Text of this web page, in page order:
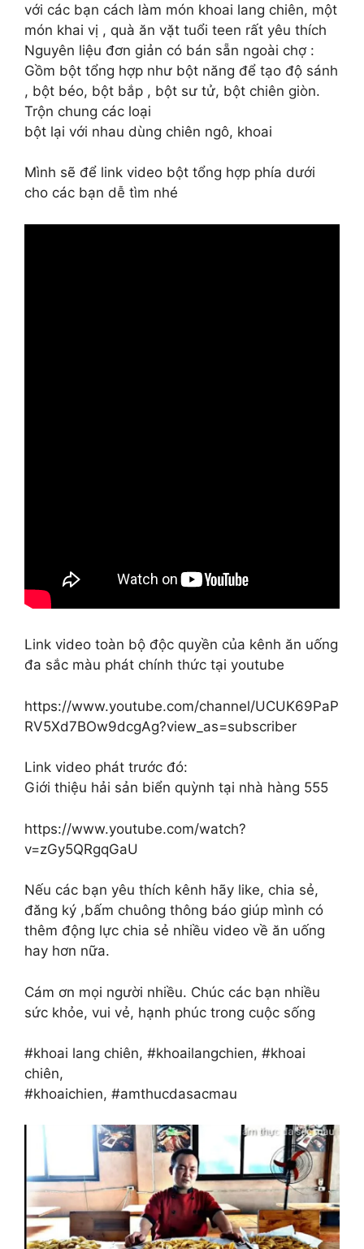
với các bạn cách làm món khoai lang chiên, một
món khai vị , quà ăn vặt tuổi teen rất yêu thích
Nguyên liệu đơn giản có bán sẵn ngoài chợ :
Gồm bột tổng hợp như bột năng để tạo độ sánh
, bột béo, bột bắp , bột sư tử, bột chiên giòn.
Trộn chung các loại
bột lại với nhau dùng chiên ngô, khoai
Mình sẽ để link video bột tổng hợp phía dưới
cho các bạn dễ tìm nhé
Link video toàn bộ độc quyền của kênh ăn uống
đa sắc màu phát chính thức tại youtube
https://www.youtube.com/channel/UCUK69PaP
RV5Xd7BOw9dcgAg?view_as=subscriber
Link video phát trước đó:
Giới thiệu hải sản biển quỳnh tại nhà hàng 555
https://www.youtube.com/watch?
v=zGy5QRgqGaU
Nếu các bạn yêu thích kênh hãy like, chia sẻ,
đăng ký ,bấm chuông thông báo giúp mình có
thêm động lực chia sẻ nhiều video về ăn uống
hay hơn nữa.
Cám ơn mọi người nhiều. Chúc các bạn nhiều
sức khỏe, vui vẻ, hạnh phúc trong cuộc sống
#khoai lang chiên, #khoailangchien, #khoai
chiên,
#khoaichien, #amthucdasacmau